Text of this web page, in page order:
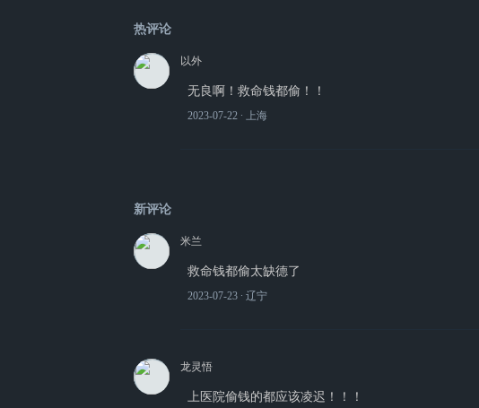
热评论
以外
无良啊！救命钱都偷！！
2023-07-22 ∙ 上海
新评论
米兰
救命钱都偷太缺德了
2023-07-23 ∙ 辽宁
龙灵悟
上医院偷钱的都应该凌迟！！！